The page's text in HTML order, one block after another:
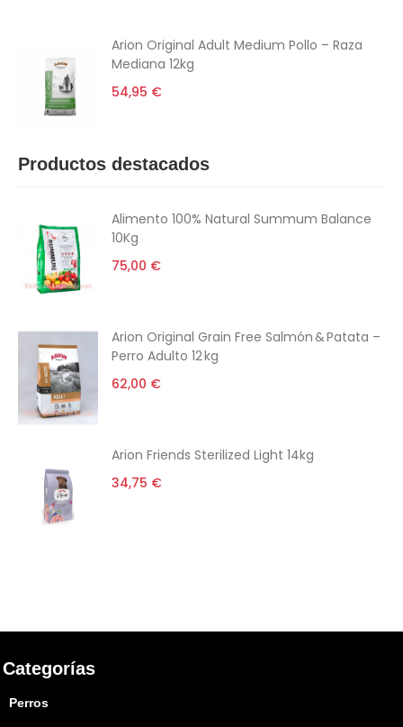
Arion Original Adult Medium Pollo – Raza
Mediana 12kg
54,95 €
Productos destacados
Alimento 100% Natural Summum Balance
10Kg
75,00 €
Arion Original Grain Free Salmón & Patata –
Perro Adulto 12 kg
62,00 €
Arion Friends Sterilized Light 14kg
34,75 €
Categorías
Perros